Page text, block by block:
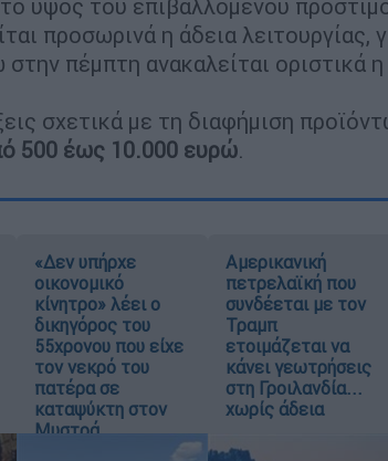
ύψος του επιβαλλόμενου
προσωρινά η άδεια λειτουργίας,
πέμπτη ανακαλείται οριστικά η
σχετικά με τη διαφήμιση
500 έως 10.000 ευρώ.
«Δεν υπήρχε
οικονομικό
κίνητρο» λέει ο
δικηγόρος του
55χρονου που είχε
τον νεκρό του
πατέρα σε
καταψύκτη στον
Μυστρά
Αμερικανική
πετρελαϊκή που
συνδέεται με τον
Τραμπ
ετοιμάζεται να
κάνει γεωτρήσεις
στη Γροιλανδία...
χωρίς άδεια